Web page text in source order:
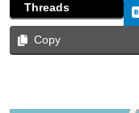
Threads
Copy